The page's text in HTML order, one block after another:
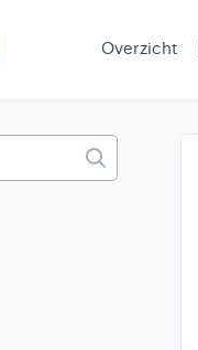
Overzicht
Toggle
Search